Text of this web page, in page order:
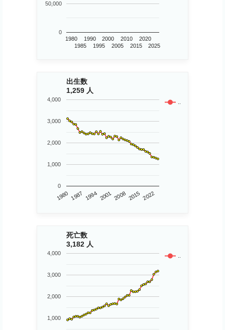
1980
1985
1990
1995
2000
2005
2010
2015
2020
2025
0
50,000
出生数
1,259 人
..
1980 1987 1994 2001 2008 2015 2022
0
1,000
2,000
3,000
4,000
死亡数
3,182 人
..
1,000
2,000
3,000
4,000